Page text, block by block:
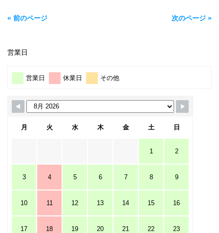
« 前のページ 次のページ »
営業日
営業日 休業日 その他
月 火 水 木 金 土 日
1 2
3 4 5 6 7 8 9
10 11 12 13 14 15 16
17 18 19 20 21 22 23